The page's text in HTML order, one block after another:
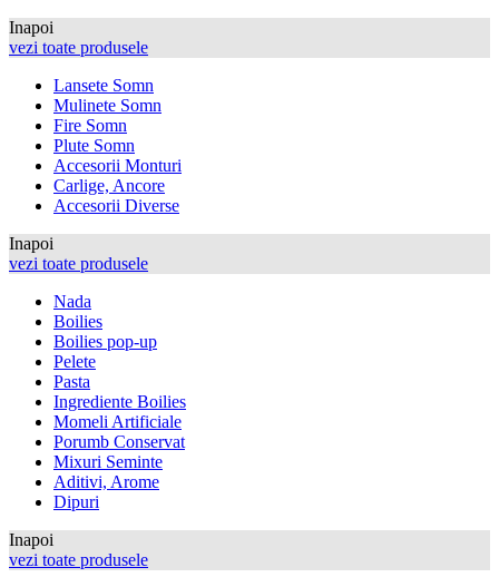
Inapoi
vezi toate produsele
Lansete Somn
Mulinete Somn
Fire Somn
Plute Somn
Accesorii Monturi
Carlige, Ancore
Accesorii Diverse
Inapoi
vezi toate produsele
Nada
Boilies
Boilies pop-up
Pelete
Pasta
Ingrediente Boilies
Momeli Artificiale
Porumb Conservat
Mixuri Seminte
Aditivi, Arome
Dipuri
Inapoi
vezi toate produsele